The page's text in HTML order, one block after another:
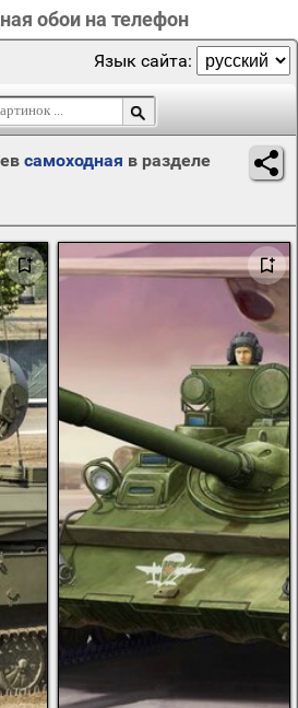
обои на телефон
Язык сайта:
самоходная в разделе